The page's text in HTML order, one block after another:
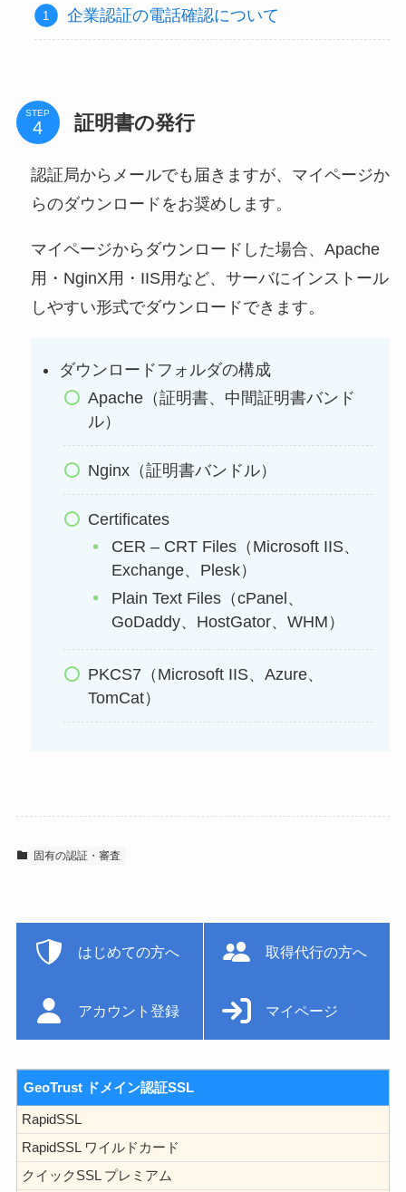
企業認証の電話確認について
STEP 証明書の発行
認証局からメールでも届きますが、マイページか
らのダウンロードをお奨めします。
マイページからダウンロードした場合、Apache
用・NginX用・IIS用など、サーバにインストール
しやすい形式でダウンロードできます。
ダウンロードフォルダの構成
Apache（証明書、中間証明書バンド
ル）
Nginx（証明書バンドル）
Certificates
CER – CRT Files（Microsoft IIS、
Exchange、Plesk）
Plain Text Files（cPanel、
GoDaddy、HostGator、WHM）
PKCS7（Microsoft IIS、Azure、
TomCat）
固有の認証・審査
はじめての方へ 取得代行の方へ
アカウント登録 マイページ
GeoTrust ドメイン認証SSL
RapidSSL
RapidSSL ワイルドカード
クイックSSL プレミアム